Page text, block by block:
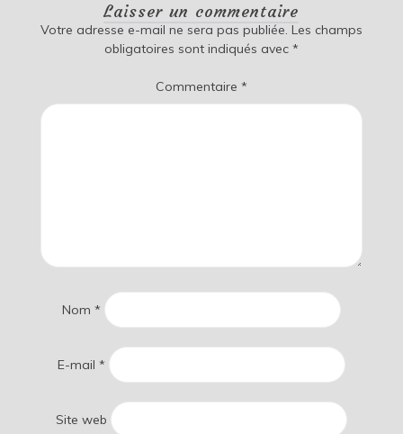
Laisser un commentaire
Votre adresse e-mail ne sera pas publiée. Les champs
obligatoires sont indiqués avec *
Commentaire *
Nom *
E-mail *
Site web